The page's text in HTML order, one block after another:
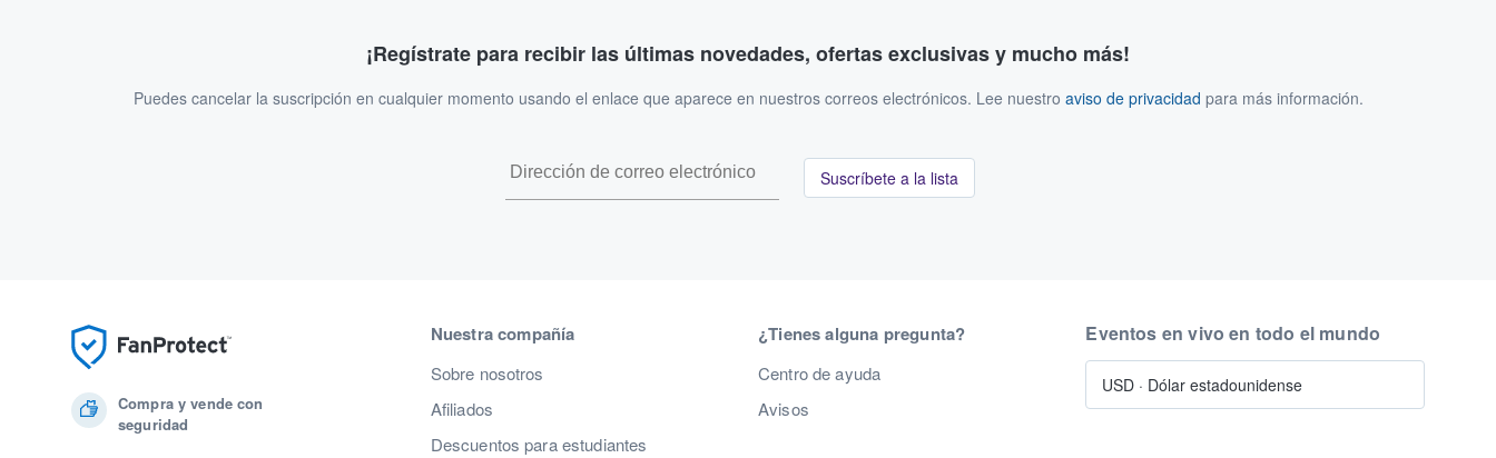
¡Regístrate para recibir las últimas novedades, ofertas exclusivas y mucho más!
Puedes cancelar la suscripción en cualquier momento usando el enlace que aparece en nuestros correos electrónicos. Lee nuestro aviso de privacidad para más información.
Suscríbete a la lista
Compra y vende con
seguridad
Nuestra compañía
Sobre nosotros
Afiliados
Descuentos para estudiantes
¿Tienes alguna pregunta?
Centro de ayuda
Avisos
Eventos en vivo en todo el mundo
USD · Dólar estadounidense